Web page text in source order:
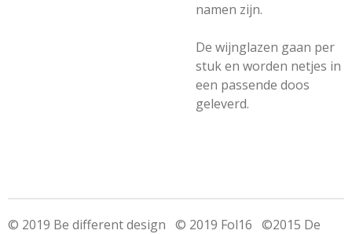
namen zijn.
De wijnglazen gaan per
stuk en worden netjes in
een passende doos
geleverd.
© 2019 Be different design © 2019 Fol16 ©2015 De